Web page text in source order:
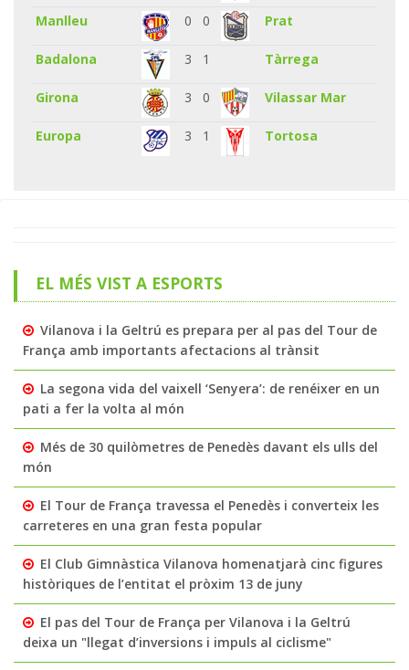
Manlleu 0 0 Prat
Badalona 3 1 Tàrrega
Girona 3 0 Vilassar Mar
Europa 3 1 Tortosa
EL MÉS VIST A ESPORTS
Vilanova i la Geltrú es prepara per al pas del Tour de
França amb importants afectacions al trànsit
La segona vida del vaixell ‘Senyera’: de renéixer en un
pati a fer la volta al món
Més de 30 quilòmetres de Penedès davant els ulls del
món
El Tour de França travessa el Penedès i converteix les
carreteres en una gran festa popular
El Club Gimnàstica Vilanova homenatjarà cinc figures
històriques de l’entitat el pròxim 13 de juny
El pas del Tour de França per Vilanova i la Geltrú
deixa un "llegat d’inversions i impuls al ciclisme"